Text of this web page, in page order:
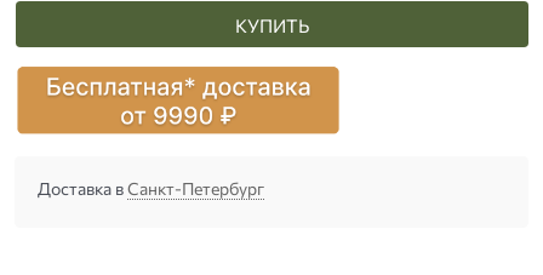
КУПИТЬ
Доставка вСанкт-Петербург